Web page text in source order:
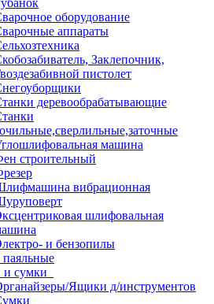
оборудование
аппараты
Заклепочник,
пистолет
деревообрабатывающие
машина
строительный
вибрационная
шлифовальная
и бензопилы
сумки
Ящики д/инструментов